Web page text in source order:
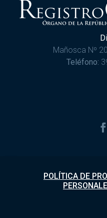
Mañosca Nº
Teléfono:
POLÍTICA DE